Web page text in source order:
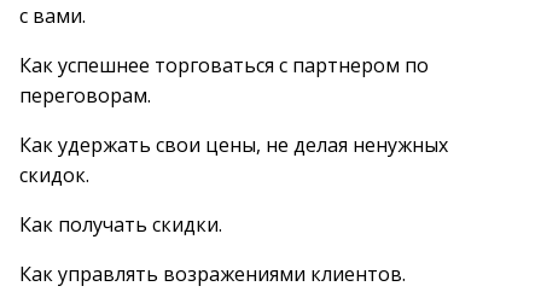
с вами.
Как успешнее торговаться с партнером по
переговорам.
Как удержать свои цены, не делая ненужных
скидок.
Как получать скидки.
Как управлять возражениями клиентов.